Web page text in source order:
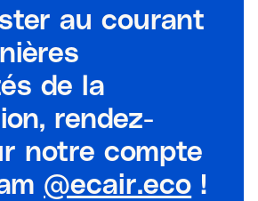
au courant
de la
rendez-
notre compte
@ecair.eco !